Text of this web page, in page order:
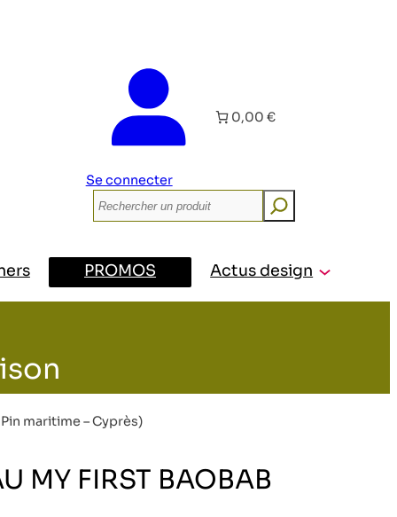
Se connecter
0,00 €
PROMOS Actus design
Pin maritime – Cyprès)
MY FIRST BAOBAB